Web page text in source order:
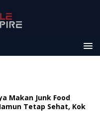
Makan Junk Food
Tetap Sehat, Kok